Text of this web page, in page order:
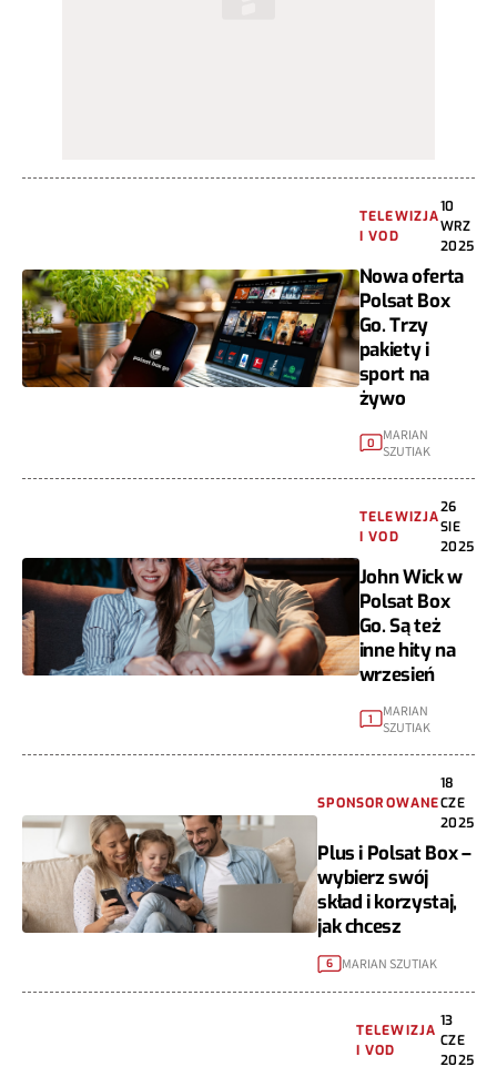
TELEWIZJA
I VOD
10
WRZ
2025
Nowa oferta
Polsat Box
Go. Trzy
pakiety i
sport na
żywo
0
MARIAN
SZUTIAK
TELEWIZJA
I VOD
26
SIE
2025
John Wick w
Polsat Box
Go. Są też
inne hity na
wrzesień
1
MARIAN
SZUTIAK
SPONSOROWANE
18
CZE
2025
Plus i Polsat Box –
wybierz swój
skład i korzystaj,
jak chcesz
6 MARIAN SZUTIAK
TELEWIZJA
I VOD
13
CZE
2025